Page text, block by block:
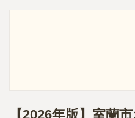
【2026年版】室蘭